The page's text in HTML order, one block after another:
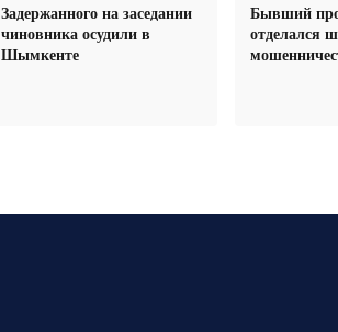
Задержанного на заседании
чиновника осудили в
Шымкенте
Бывший
отделался